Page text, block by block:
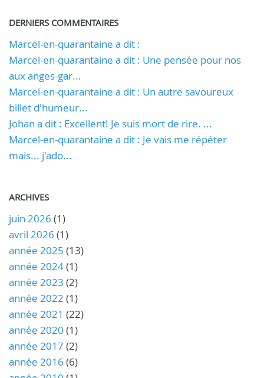
DERNIERS COMMENTAIRES
Marcel-en-quarantaine a dit :
Marcel-en-quarantaine a dit : Une pensée pour nos
aux anges-gar...
Marcel-en-quarantaine a dit : Un autre savoureux
billet d'humeur...
Johan a dit : Excellent! Je suis mort de rire. ...
Marcel-en-quarantaine a dit : Je vais me répéter
mais... j'ado...
ARCHIVES
juin 2026 (1)
avril 2026 (1)
année 2025 (13)
année 2024(1)
année 2023 (2)
année 2022 (1)
année 2021 (22)
année 2020 (1)
année 2017 (2)
année 2016 (6)